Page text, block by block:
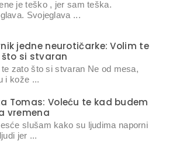
je teško , jer sam teška.
Svojeglava ...
jedne neurotičarke: Volim te
si stvaran
te zato što si stvaran Ne od mesa,
i kože ...
Tomas: Voleću te kad budem
vremena
slušam kako su ljudima naporni
jer ...